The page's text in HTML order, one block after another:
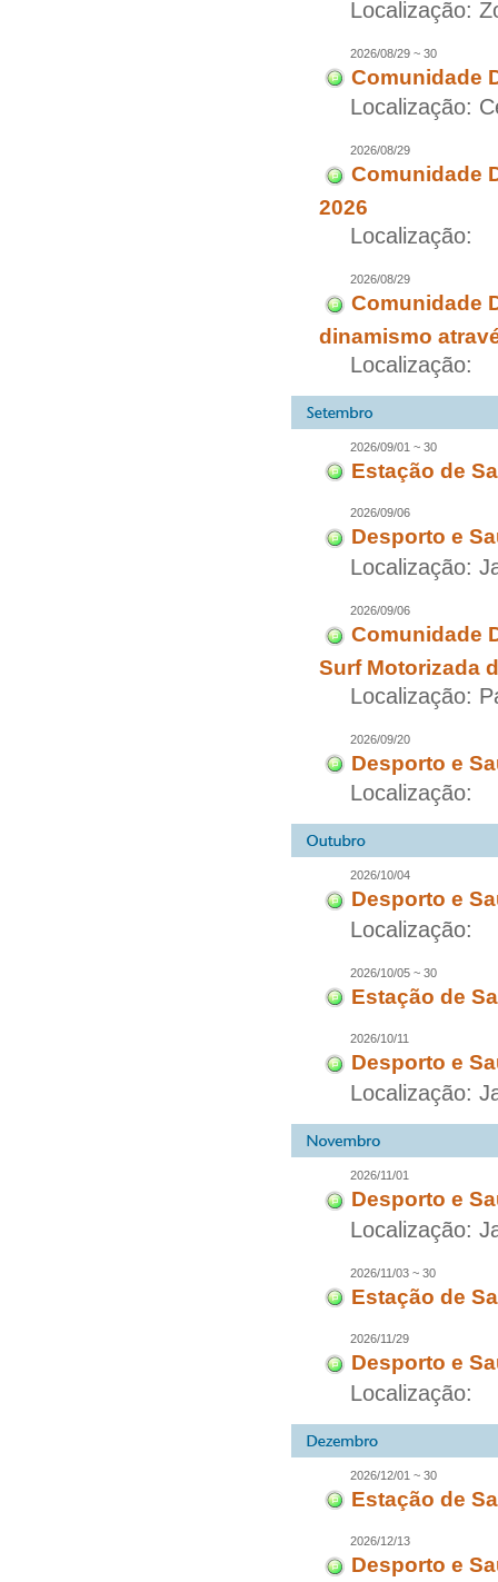
Localização:
2026/08/29 ~ 30
Comunidade
Localização:
2026/08/29
Comunidade
2026
Localização:
2026/08/29
Comunidade
dinamismo
Localização:
2026/09/01 ~ 30
Estação de
2026/09/06
Desporto e
Localização:
2026/09/06
Comunidade
Surf Motorizada
Localização:
2026/09/20
Desporto e
Localização:
2026/10/04
Desporto e
Localização:
2026/10/05 ~ 30
Estação de
2026/10/11
Desporto e
Localização:
2026/11/01
Desporto e
Localização:
2026/11/03 ~ 30
Estação de
2026/11/29
Desporto e
Localização:
2026/12/01 ~ 30
Estação de
2026/12/13
Desporto e